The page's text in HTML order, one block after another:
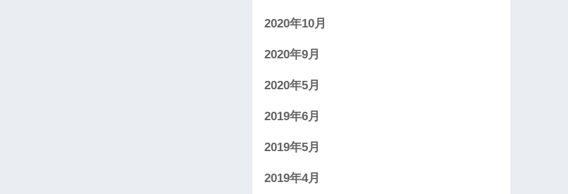
2020年10月
2020年9月
2020年5月
2019年6月
2019年5月
2019年4月